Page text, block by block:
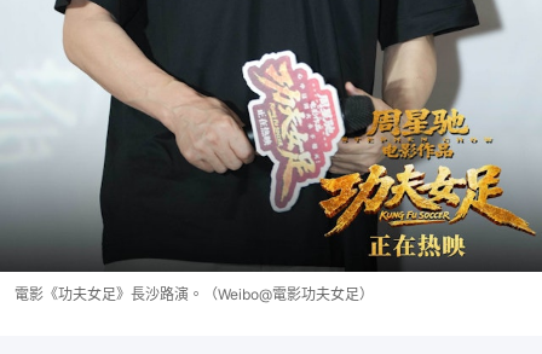
電影《功夫女足》長沙路演。（Weibo@電影功夫女足）